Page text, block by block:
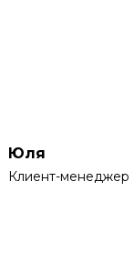
Юля
Клиент-менеджер